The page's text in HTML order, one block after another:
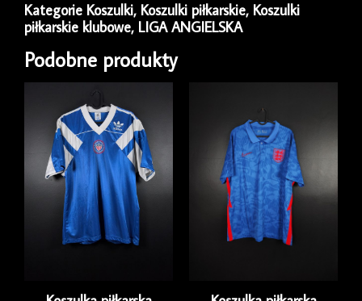
2018/19
Away
Nike
[L]
Kategorie Koszulki, Koszulki piłkarskie, Koszulki
piłkarskie klubowe, LIGA ANGIELSKA
Podobne produkty